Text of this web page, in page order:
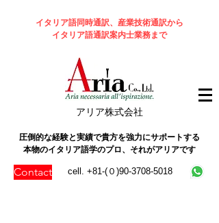
イタリア語同時通訳、産業技術通訳から
イタリア語通訳案内士業務まで
​アリア株式会社
圧倒的な経験と実績で貴方を強力にサポートする
本物のイタリア語学のプロ、それがアリアです
Contact cell. +81-(０)90-3708-5018